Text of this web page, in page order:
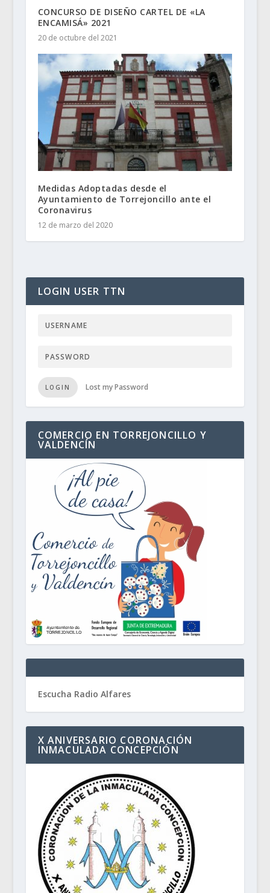
CONCURSO DE DISEÑO CARTEL DE «LA
ENCAMISÁ» 2021
20 de octubre del 2021
Medidas Adoptadas desde el
Ayuntamiento de Torrejoncillo ante el
Coronavirus
12 de marzo del 2020
LOGIN USER TTN
LOGIN Lost my Password
COMERCIO EN TORREJONCILLO Y
VALDENCÍN
Escucha Radio Alfares
X ANIVERSARIO CORONACIÓN
INMACULADA CONCEPCIÓN